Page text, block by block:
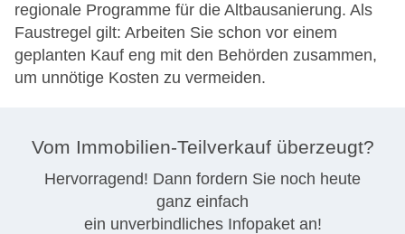
regionale Programme für die Altbausanierung. Als
Faustregel gilt: Arbeiten Sie schon vor einem
geplanten Kauf eng mit den Behörden zusammen,
um unnötige Kosten zu vermeiden.
Vom Immobilien-Teilverkauf überzeugt?
Hervorragend! Dann fordern Sie noch heute
ganz einfach
ein unverbindliches Infopaket an!